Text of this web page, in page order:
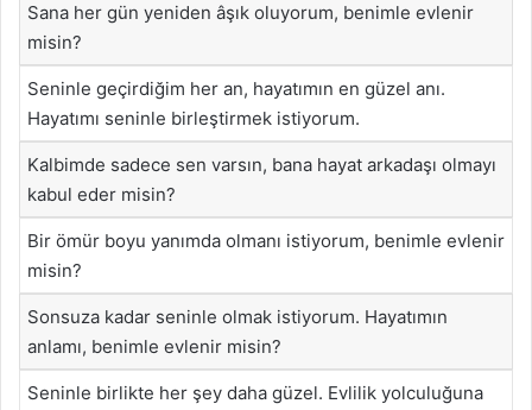
Sana her gün yeniden âşık oluyorum, benimle evlenir
misin?
Seninle geçirdiğim her an, hayatımın en güzel anı.
Hayatımı seninle birleştirmek istiyorum.
Kalbimde sadece sen varsın, bana hayat arkadaşı olmayı
kabul eder misin?
Bir ömür boyu yanımda olmanı istiyorum, benimle evlenir
misin?
Sonsuza kadar seninle olmak istiyorum. Hayatımın
anlamı, benimle evlenir misin?
Seninle birlikte her şey daha güzel. Evlilik yolculuğuna